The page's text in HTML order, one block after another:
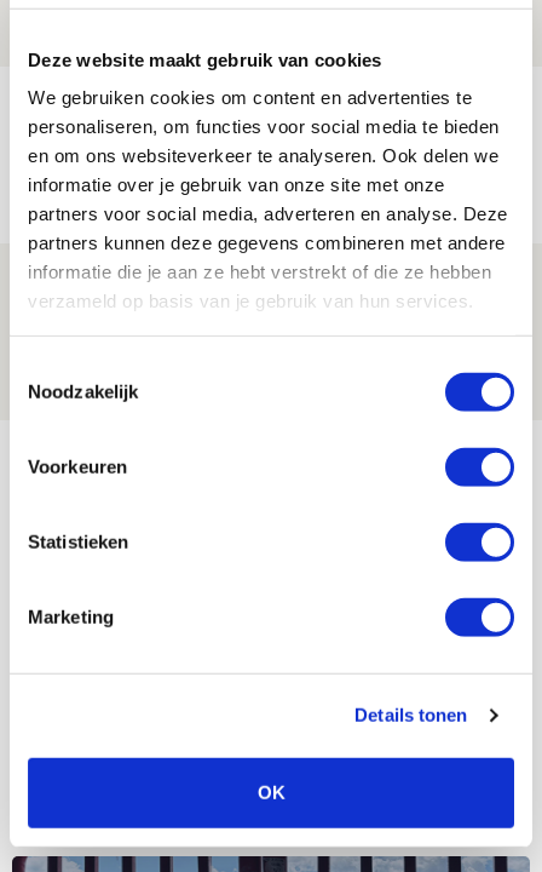
Deze website maakt gebruik van cookies
We gebruiken cookies om content en advertenties te
personaliseren, om functies voor social media te bieden
en om ons websiteverkeer te analyseren. Ook delen we
informatie over je gebruik van onze site met onze
partners voor social media, adverteren en analyse. Deze
partners kunnen deze gegevens combineren met andere
informatie die je aan ze hebt verstrekt of die ze hebben
verzameld op basis van je gebruik van hun services.
Noodzakelijk
Voorkeuren
Statistieken
Marketing
Details tonen
OK
Míchels elf: met welke formatie begin
jij aan nieuw eredivisieseizoen?
08 AUGUSTUS 2026 - 11:34
NIEUWS
Spelen bij Jong Ajax of Ajax 1? Dat
maakt Abdalla ‘geen reet’ uit
NIEUWS
Selectiedag ballenjongens/-meiden
11 Geef Mij Maar Amsterdam